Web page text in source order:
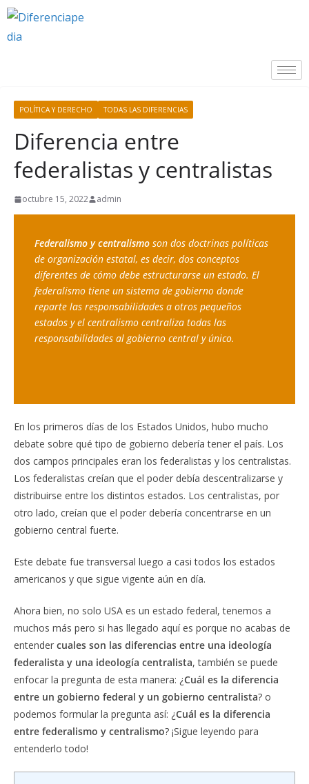
POLÍTICA Y DERECHO TODAS LAS DIFERENCIAS
Diferencia entre
federalistas y centralistas
octubre 15, 2022 admin
Federalismo y centralismo son dos doctrinas políticas
de organización estatal, es decir, dos conceptos
diferentes de cómo debe estructurarse un estado. El
federalismo tiene un sistema de gobierno donde
reparte las responsabilidades a otros pequeños
estados y el centralismo centraliza todas las
responsabilidades al gobierno central y único.
En los primeros días de los Estados Unidos, hubo mucho
debate sobre qué tipo de gobierno debería tener el país. Los
dos campos principales eran los federalistas y los centralistas.
Los federalistas creían que el poder debía descentralizarse y
distribuirse entre los distintos estados. Los centralistas, por
otro lado, creían que el poder debería concentrarse en un
gobierno central fuerte.
Este debate fue transversal luego a casi todos los estados
americanos y que sigue vigente aún en día.
Ahora bien, no solo USA es un estado federal, tenemos a
muchos más pero si has llegado aquí es porque no acabas de
entender cuales son las diferencias entre una ideología
federalista y una ideología centralista, también se puede
enfocar la pregunta de esta manera: ¿Cuál es la diferencia
entre un gobierno federal y un gobierno centralista? o
podemos formular la pregunta así: ¿Cuál es la diferencia
entre federalismo y centralismo? ¡Sigue leyendo para
entenderlo todo!